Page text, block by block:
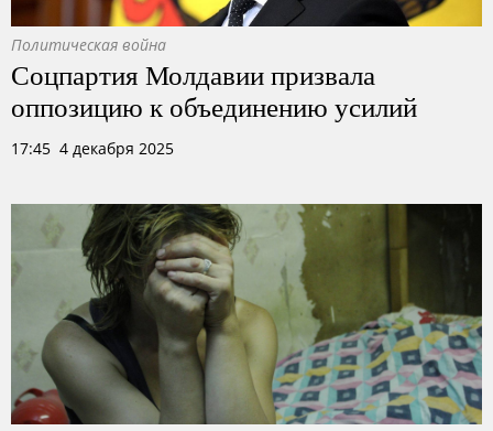
Политическая война
Соцпартия Молдавии призвала
оппозицию к объединению усилий
17:45 4 декабря 2025